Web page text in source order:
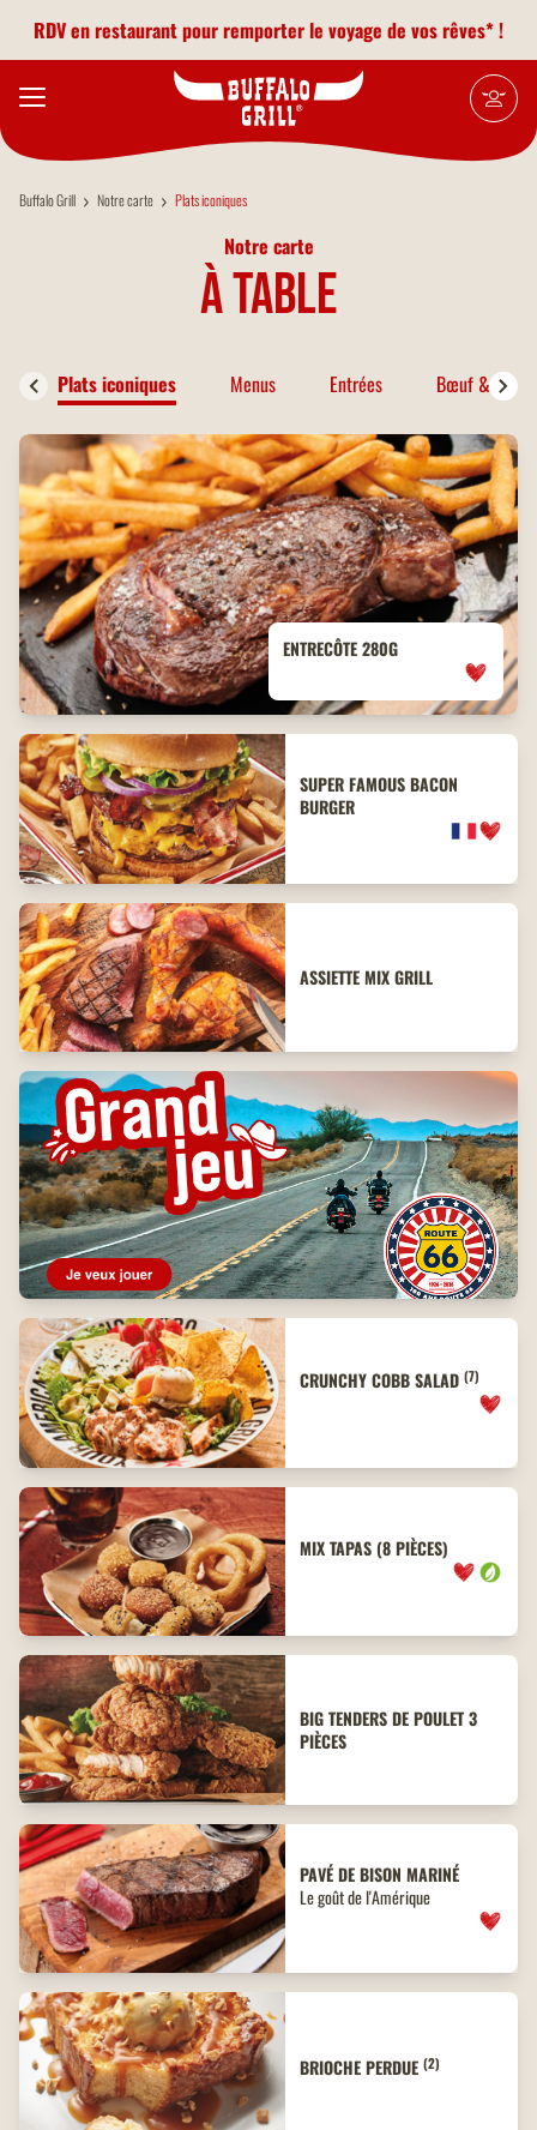
RDV en restaurant pour remporter le voyage de vos rêves* !
Buffalo Grill Notre carte Plats iconiques
Notre carte
à table
Plats iconiques Menus Entrées Bœuf & Bison
ENTRECÔTE 280G
SUPER FAMOUS BACON
BURGER
ASSIETTE MIX GRILL
CRUNCHY COBB SALAD (7)
MIX TAPAS (8 PIÈCES)
BIG TENDERS DE POULET 3
PIÈCES
PAVÉ DE BISON MARINÉ
Le goût de l'Amérique
BRIOCHE PERDUE (2)